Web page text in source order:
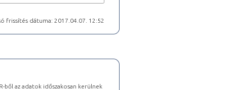
frissítés dátuma: 2017.04.07. 12:52
ből az adatok időszakosan kerülnek